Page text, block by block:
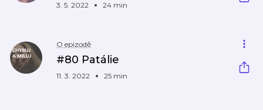
3. 5. 2022 24 min
O epizodě
#80 Patálie
11. 3. 2022 25 min